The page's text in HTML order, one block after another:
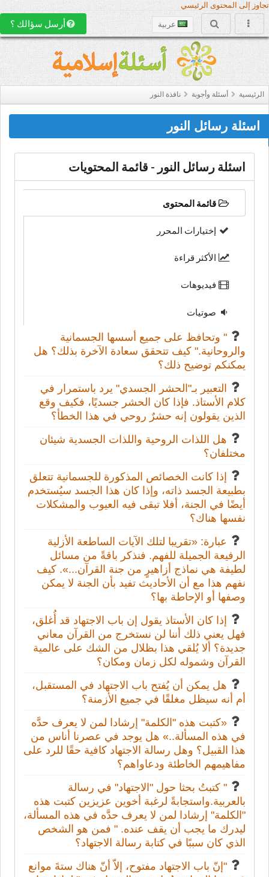
تجاوز إلى المحتوى الرئيسي
عربية أرسل سؤالك ؟
الرئيسية أسئلة وأجوبة نافذة النور
اسئلة رسائل النور
اسئلة رسائل النور - قائمة المحتويات
قائمة المحتوى
إختيارات المحرر
الأكثر قراءة
فيديوهات
صوتيات
" وتحافظ على جميع أسسها الجسمانية
والروحانية." كيف تتحقق سعادة الآخرة بذلك؟ هل
يمكنكم توضيح ذلك؟
التعبير بـ"الحشر الجسدي" يرد باستمرار في
كلام الأستاذ. فإذا كان الحشر جسديًا، فكيف وقع
الذين يقولون إنه حشرٌ روحي في هذا الخطأ؟
هل اللذات الروحية واللذات الجسدية شيئان
مختلفان؟
إذا كانت الخصائص المذكورة للجسمانية تتعلق
بطبيعة الجسد ذاته، وإذا كان هذا الجسد سيُستخدم
أيضًا في الجنة، أفلا تبقى فيه العيوب والمشكلات
نفسها هناك؟
عبارة: «تقريبا لتلك الآيات الساطعة الأزلية
الرفيعة الجميلة للفهم. فنذكر باقةً من مسائل
لطيفة هي نماذج أزاهيرٍ من جنة القرآن...». كيف
نفهم هذا مع أن الأحاديث تفيد بأن الجنة لا يمكن
وصفها أو الإحاطة بها؟
إذا كان الأستاذ يقول إن باب الاجتهاد قد أُغلق،
فهل يعني ذلك أننا لن نستخرج من القرآن معاني
جديدة؟ ألا يُلقي هذا بظلال من الشك على عالمية
القرآن وشموله لكل زمان ومكان؟
هل يمكن أن يُفتح باب الاجتهاد في المستقبل،
أم أنه سيظل مغلقًا في جميع الأزمنة؟
«كتبت هذه "الكلمة" إرشادا لمن لا يعرف حدَّه
في هذه المسألة..» هل يوجد في عصرنا أناس من
هذا القبيل؟ وهل رسالة الاجتهاد كافية حقًا للرد على
مفاهيمهم الخاطئة ودعاواهم؟
" كتبتُ بحثا حول "الاجتهاد" في رسالة
بالعربية.واستجابةً لرغبة أخوين عزيزين كتبت هذه
"الكلمة" إرشادا لمن لا يعرف حدَّه في هذه المسألة،
ليدرك ما يجب أن يقف عنده. " فمن هو الشخص
الذي كان سببًا في كتابة رسالة الاجتهاد؟
"إنّ باب الاجتهاد مفتوح، إلاّ أنّ هناك ستةَ موانع